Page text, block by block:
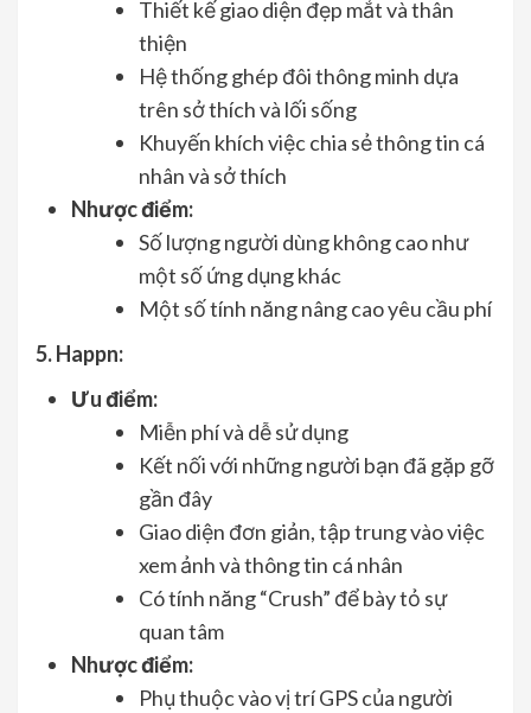
Thiết kế giao diện đẹp mắt và thân
thiện
Hệ thống ghép đôi thông minh dựa
trên sở thích và lối sống
Khuyến khích việc chia sẻ thông tin cá
nhân và sở thích
Nhược điểm:
Số lượng người dùng không cao như
một số ứng dụng khác
Một số tính năng nâng cao yêu cầu phí
5. Happn:
Ưu điểm:
Miễn phí và dễ sử dụng
Kết nối với những người bạn đã gặp gỡ
gần đây
Giao diện đơn giản, tập trung vào việc
xem ảnh và thông tin cá nhân
Có tính năng “Crush” để bày tỏ sự
quan tâm
Nhược điểm:
Phụ thuộc vào vị trí GPS của người